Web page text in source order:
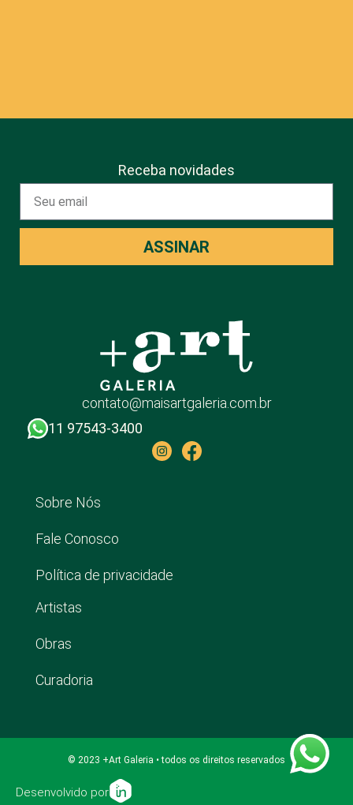
Receba novidades
ASSINAR
contato@maisartgaleria.com.br
11 97543-3400
Sobre Nós
Fale Conosco
Política de privacidade
Artistas
Obras
Curadoria
© 2023 +Art Galeria • todos os direitos reservados
Desenvolvido por